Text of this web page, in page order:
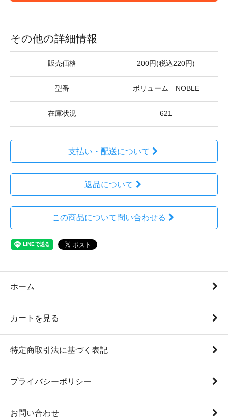
その他の詳細情報
販売価格 200円(税込220円)
型番 ボリューム NOBLE
在庫状況 621
支払い・配送について
返品について
この商品について問い合わせる
ホーム
カートを見る
特定商取引法に基づく表記
プライバシーポリシー
お問い合わせ